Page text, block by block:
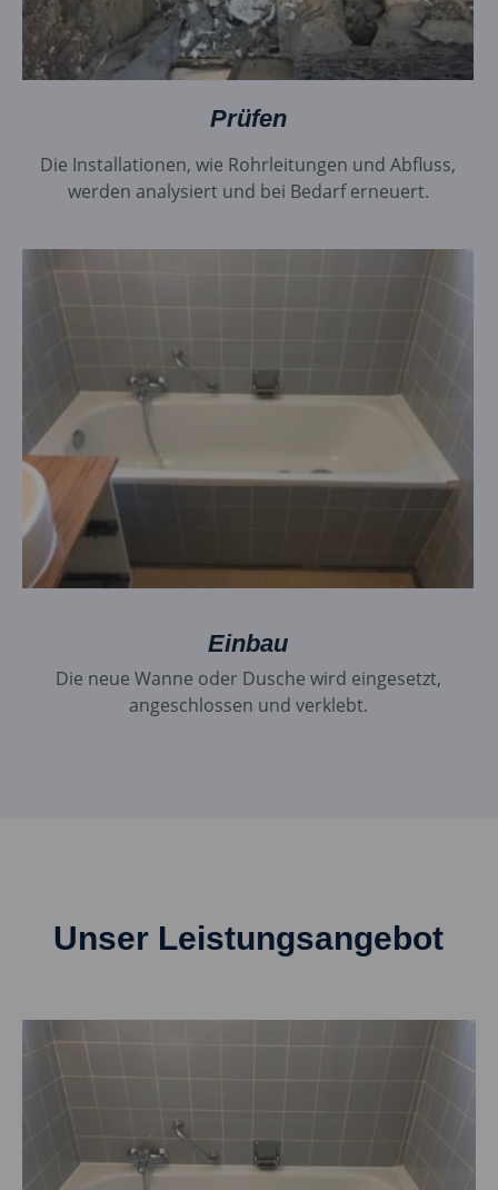
Prüfen
Die Installationen, wie Rohrleitungen und Abfluss,
werden analysiert und bei Bedarf erneuert.
Einbau
Die neue Wanne oder Dusche wird eingesetzt,
angeschlossen und verklebt.
Unser Leistungsangebot